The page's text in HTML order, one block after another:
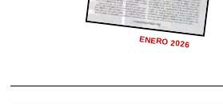
ENERO 2026